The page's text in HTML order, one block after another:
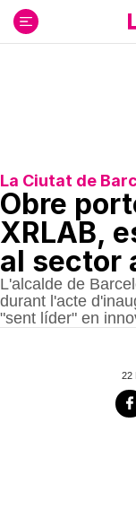
contenido
La Ciutat de
Obre
XRLAB,
al sector
L'alcalde de
durant l'acte
"sent líder" en
22